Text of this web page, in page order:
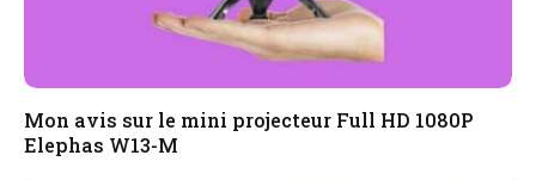
Mon avis sur le mini projecteur Full HD 1080P
Elephas W13-M